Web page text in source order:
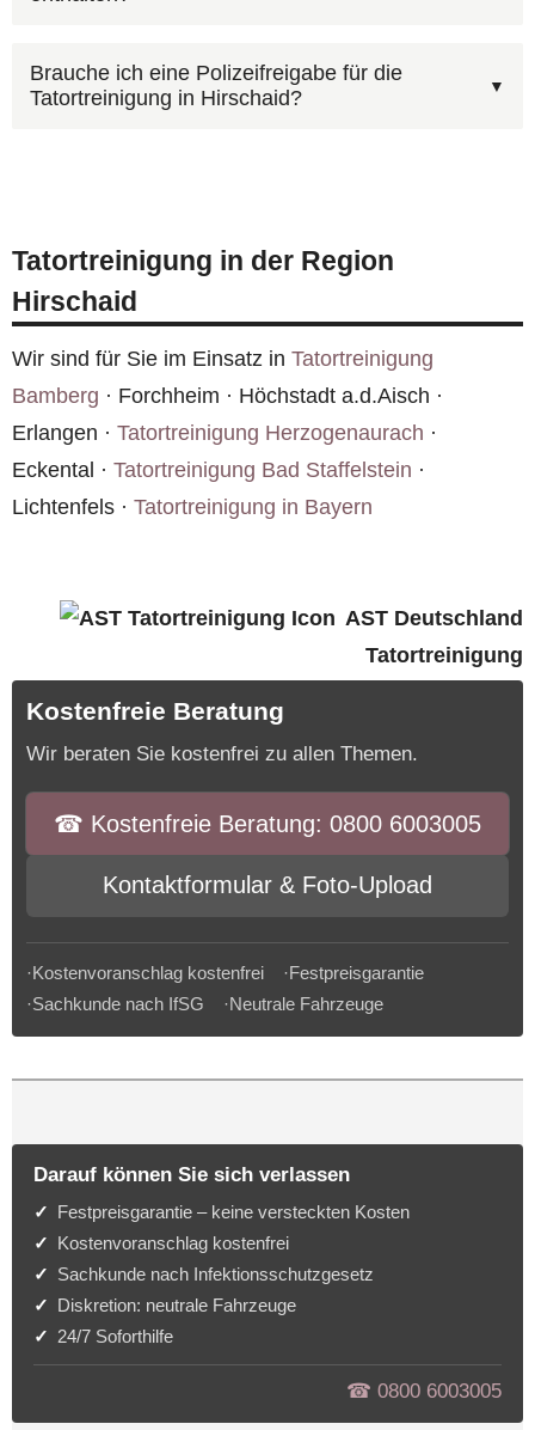
können mehrere tausend Euro betragen. Rufen
Sie0800 6003005 an — der Kostenvoranschlag
Ja, wir entfernen und entsorgen bei Bedarf
Bodenbeläge, Matratzen, Polstermöbel und
Brauche ich eine Polizeifreigabe für die
Tatortreinigung in Hirschaid?
Abwicklung. Bei Mietwohnungen in Hirschaid
sollte der Vermieter informiert werden.
Tatortreinigung in der Region
Hirschaid
Wir sind für Sie im Einsatz in Tatortreinigung
Bamberg · Forchheim · Höchstadt a.d.Aisch ·
Erlangen · Tatortreinigung Herzogenaurach ·
Eckental · Tatortreinigung Bad Staffelstein ·
Lichtenfels · Tatortreinigung in Bayern
AST Deutschland
Tatortreinigung
Kostenfreie Beratung
Wir beraten Sie kostenfrei zu allen Themen.
☎︎ Kostenfreie Beratung: 0800 6003005
Kontaktformular & Foto-Upload
·Kostenvoranschlag kostenfrei ·Festpreisgarantie
·Sachkunde nach IfSG ·Neutrale Fahrzeuge
Darauf können Sie sich verlassen
Festpreisgarantie – keine versteckten Kosten
Kostenvoranschlag kostenfrei
Sachkunde nach Infektionsschutzgesetz
Diskretion: neutrale Fahrzeuge
24/7 Soforthilfe
☎︎ 0800 6003005